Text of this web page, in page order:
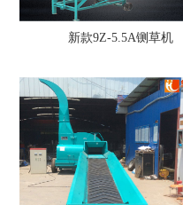
新款9Z-5.5A铡草机